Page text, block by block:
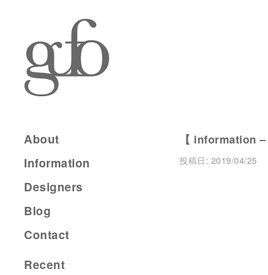
【 information
投稿日: 2019/04/25
About
Information
Designers
Blog
Contact
Recent